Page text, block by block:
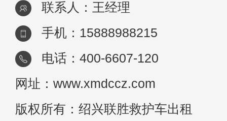
联系人：王经理
手机：15888988215
电话：400-6607-120
网址：www.xmdccz.com
版权所有：绍兴联胜救护车出租